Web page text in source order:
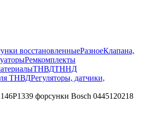
восстановленныеРазноеКлапана,
Ремкомплекты
ТНВДТННД
ТНВДРегуляторы, датчики,
форсунки Bosch 0445120218